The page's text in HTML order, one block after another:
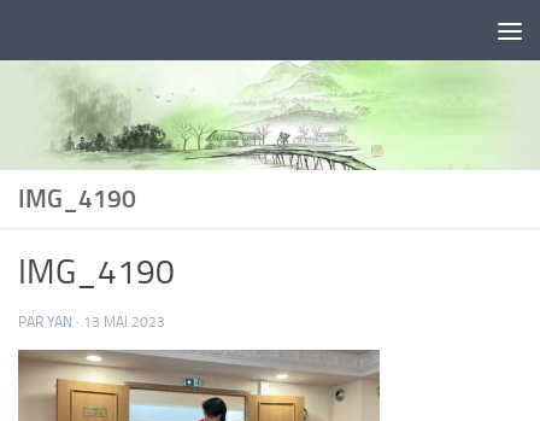
IMG_4190
IMG_4190
PAR YAN · 13 MAI 2023